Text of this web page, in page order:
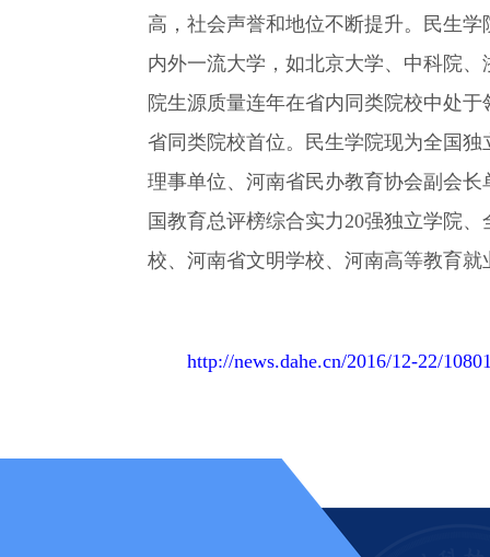
高，社会声誉和地位不断提升。民生
内外一流大学，如北京大学、中科院
院生源质量连年在省内同类院校中处
省同类院校首位。民生学院现为全国
理事单位、河南省民办教育协会副会
国教育总评榜综合实力20强独立学院
校、河南省文明学校、河南高等教育
http://news.dahe.cn/2016/12-22/